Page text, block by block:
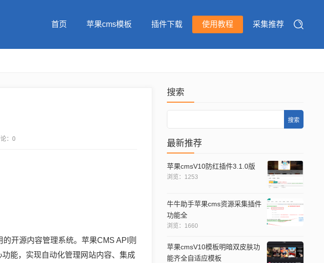
首页 苹果cms模板 插件下载 使用教程 采集推荐
搜索
最新推荐
苹果cmsV10防红插件3.1.0版
浏览：1253
牛牛助手苹果cms资源采集插件
功能全
浏览：1660
苹果cmsV10模板明暗双皮肤功
能齐全自适应模板
：0
开源内容管理系统。苹果CMS API则
能，实现自动化管理网站内容、集成